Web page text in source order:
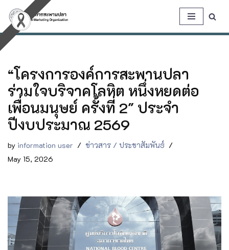
Skip
to
“โครงการองค์การสะพานปลา
ร่วมใจบริจาคโลหิต หนึ่งหยดต่อ
เพื่อนมนุษย์ ครั้งที่ 2″ ประจำ
ปีงบประมาณ 2569
by information user
ข่าวสาร / ประชาสัมพันธ์
May 15, 2026